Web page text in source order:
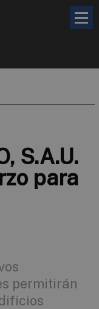
S.A.U.
para
permitirán